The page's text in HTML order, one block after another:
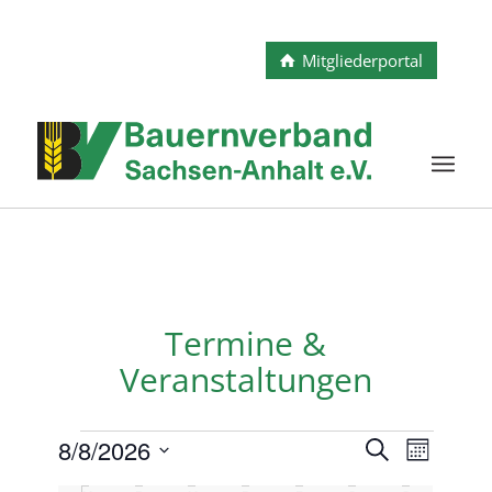
Mitgliederportal
Termine &
Veranstaltungen
Veranstaltungen
Suche
SucheMonat
8/8/2026